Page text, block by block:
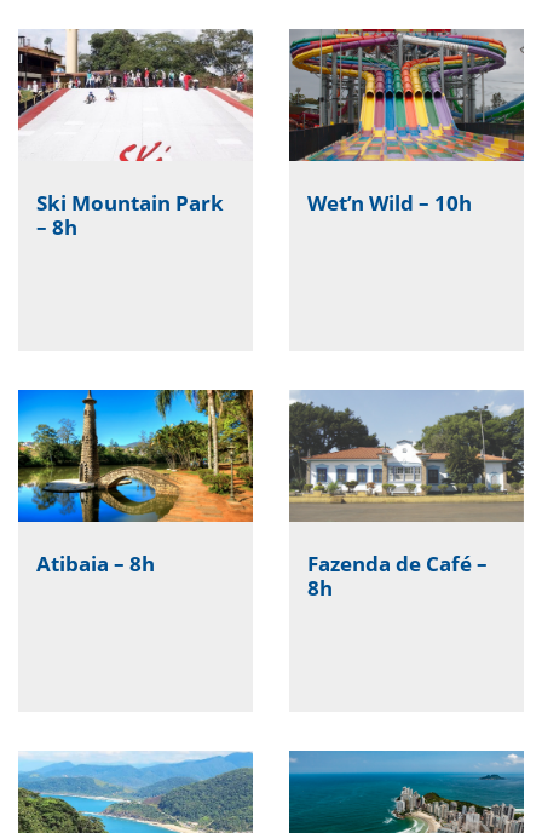
Ski Mountain Park
– 8h
Wet’n Wild – 10h
Atibaia – 8h
Fazenda de Café –
8h